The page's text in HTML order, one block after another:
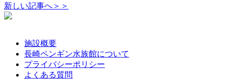
新しい記事へ＞＞
施設概要
長崎ペンギン水族館について
プライバシーポリシー
よくある質問